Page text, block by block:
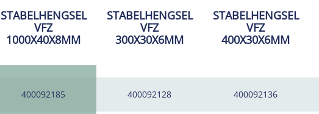
STABELHENGSEL
VFZ
1000X40X8MM
400092185
STABELHENGSEL
VFZ
300X30X6MM
400092128
STABELHENGSEL
VFZ
400X30X6MM
400092136